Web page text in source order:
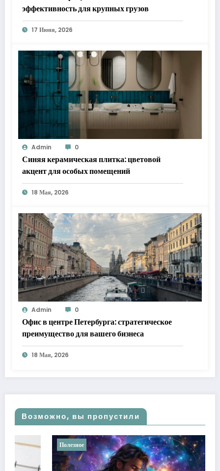
эффективность для крупных грузов
17 Июня, 2026
Admin 0
Синяя керамическая плитка: цветовой
акцент для особых помещений
18 Мая, 2026
Admin 0
Офис в центре Петербурга: стратегическое
преимущество для вашего бизнеса
18 Мая, 2026
Возможно, вы пропустили
Полезное